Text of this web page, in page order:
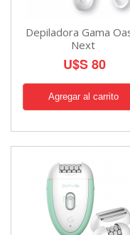
Depiladora Gama
Next
U$S 80